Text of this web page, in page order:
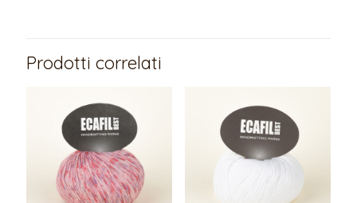
Prodotti correlati